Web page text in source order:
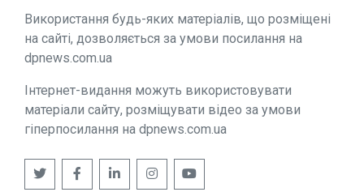
Використання будь-яких матеріалів, що розміщені
на сайті, дозволяється за умови посилання на
dpnews.com.ua
Інтернет-видання можуть використовувати
матеріали сайту, розміщувати відео за умови
гіперпосилання на dpnews.com.ua